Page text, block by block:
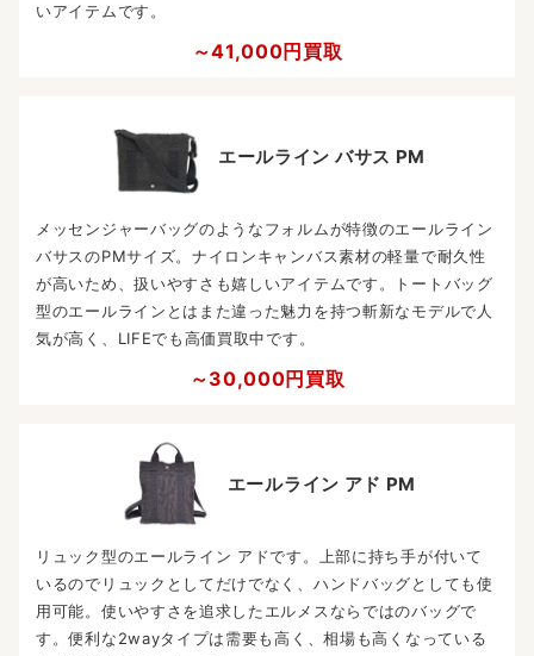
いアイテムです。
～41,000円買取
エールライン バサス PM
メッセンジャーバッグのようなフォルムが特徴のエールライン
バサスのPMサイズ。ナイロンキャンバス素材の軽量で耐久性
が高いため、扱いやすさも嬉しいアイテムです。トートバッグ
型のエールラインとはまた違った魅力を持つ斬新なモデルで人
気が高く、LIFEでも高価買取中です。
～30,000円買取
エールライン アド PM
リュック型のエールライン アドです。上部に持ち手が付いて
いるのでリュックとしてだけでなく、ハンドバッグとしても使
用可能。使いやすさを追求したエルメスならではのバッグで
す。便利な2wayタイプは需要も高く、相場も高くなっている